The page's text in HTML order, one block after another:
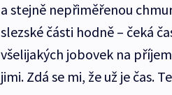
a stejně nepřiměřenou
slezské části hodně – čeká
všelijakých jobovek na
jimi. Zdá se mi, že už je